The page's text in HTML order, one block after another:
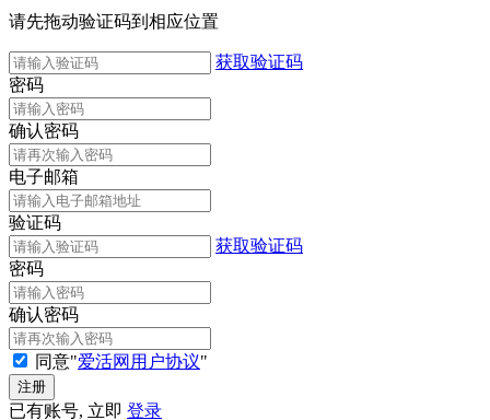
请先拖动验证码到相应位置
获取验证码
密码
确认密码
电子邮箱
验证码
获取验证码
密码
确认密码
同意"爱活网用户协议"
已有账号, 立即 登录